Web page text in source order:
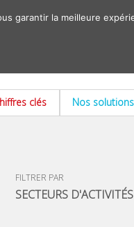
clés Nos solutions
FILTRER PAR
SECTEURS D'ACTIVITÉS
garantir la meilleure